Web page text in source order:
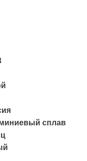
сплав